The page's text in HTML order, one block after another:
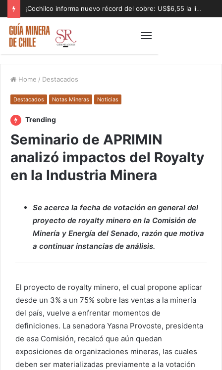
¡Cochilco informa nuevo récord del cobre: US$6,55 la libra!
Home / Destacados
Destacados Notas Mineras Noticias
Trending
Seminario de APRIMIN
analizó impactos del Royalty
en la Industria Minera
Se acerca la fecha de votación en general del
proyecto de royalty minero en la Comisión de
Minería y Energía del Senado, razón que motiva
a continuar instancias de análisis.
El proyecto de royalty minero, el cual propone aplicar
desde un 3% a un 75% sobre las ventas a la minería
del país, vuelve a enfrentar momentos de
definiciones. La senadora Yasna Provoste, presidenta
de esa Comisión, recalcó que aún quedan
exposiciones de organizaciones mineras, las cuales
deben ser materializadas previamente a la votación